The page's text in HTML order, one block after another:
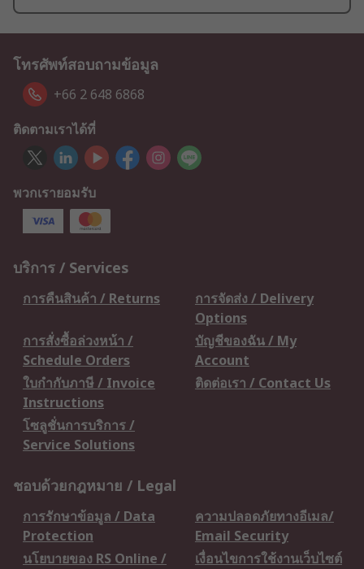
โทรศัพท์สอบถามข้อมูล
+66 2 648 6868
ติดตามเราได้ที่
พวกเรายอมรับ
บริการ / Services
การคืนสินค้า / Returns
การจัดส่ง / Delivery
Options
การสั่งซื้อล่วงหน้า /
Schedule Orders
บัญชีของฉัน / My
Account
ใบกำกับภาษี / Invoice
Instructions
ติดต่อเรา / Contact Us
โซลูชั่นการบริการ /
Service Solutions
ชอบด้วยกฎหมาย / Legal
การรักษาข้อมูล / Data
Protection
ความปลอดภัยทางอีเมล/
Email Security
นโยบายของ RS Online /
เงื่อนไขการใช้งานเว็บไซต์